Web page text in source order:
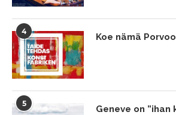
4
Koe nämä
5
Geneve on ”ihan